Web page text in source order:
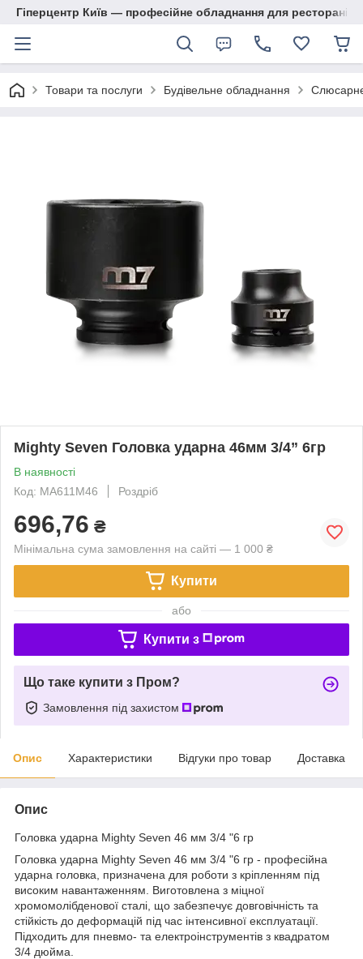
Гіперцентр Київ — професійне обладнання для ресторанів,
Товари та послуги Будівельне обладнання
Mighty Seven Головка ударна 46мм 3/4” 6гр
В наявності
Код: MA611M46
Роздріб
696,76 ₴
Мінімальна сума замовлення на сайті — 1 000 ₴
Купити
або
Купити з
Що таке купити з Пром?
Замовлення під захистом
Опис Характеристики Відгуки про товар Доставка
Опис
Головка ударна Mighty Seven 46 мм 3/4 "6 гр
Головка ударна Mighty Seven 46 мм 3/4 "6 гр - професійна
ударна головка, призначена для роботи з кріпленням під
високим навантаженням. Виготовлена з міцної
хромомолібденової сталі, що забезпечує довговічність та
стійкість до деформацій під час інтенсивної експлуатації.
Підходить для пневмо- та електроінструментів з квадратом
3/4 дюйма.